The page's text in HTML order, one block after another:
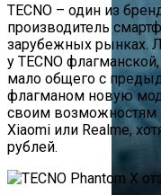
TECNO – один из
производитель
зарубежных рынках.
у TECNO
мало общего с
флагманом новую
своим возможностям
Xiaomi или Realme,
рублей.